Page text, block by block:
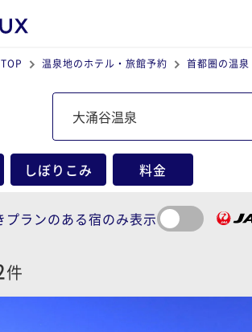
温泉地のホテル・旅館予約 首都圏の温泉
しぼりこみ 料金
プランのある宿のみ表示
件